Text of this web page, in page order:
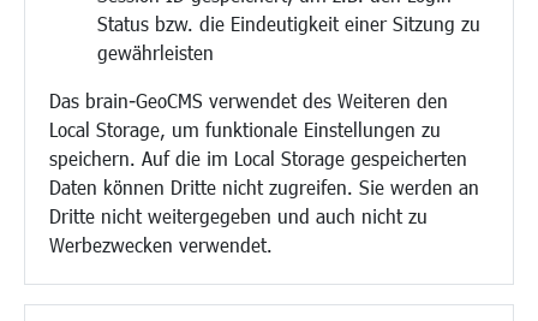
Status bzw. die Eindeutigkeit einer Sitzung zu
gewährleisten
Das brain-GeoCMS verwendet des Weiteren den
Local Storage, um funktionale Einstellungen zu
speichern. Auf die im Local Storage gespeicherten
Daten können Dritte nicht zugreifen. Sie werden an
Dritte nicht weitergegeben und auch nicht zu
Werbezwecken verwendet.
Bebauungsplanung
Verkehr/Mobilität
Glasfaserausbau
Aktuelle Baustellen
Paddelteich
CINDY S
Kultur/Freizeit/Tourismus